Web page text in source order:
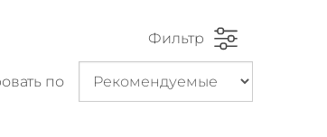
Фильтр
по